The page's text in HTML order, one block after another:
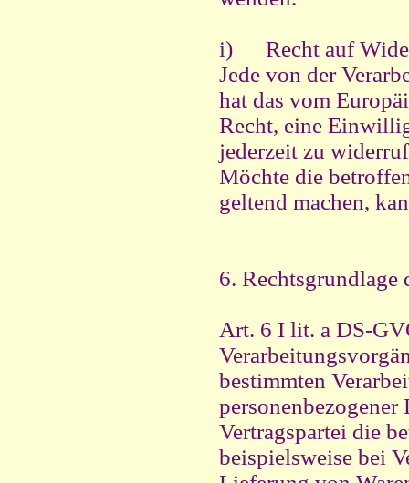
i) Recht auf
Jede von der
hat das vom
Recht, eine
jederzeit zu
Möchte die
geltend machen,
6. Rechtsgrundlage
Art. 6 I lit. a DS-
bestimmten
personenbezogener
Vertragspartei die
beispielsweise bei